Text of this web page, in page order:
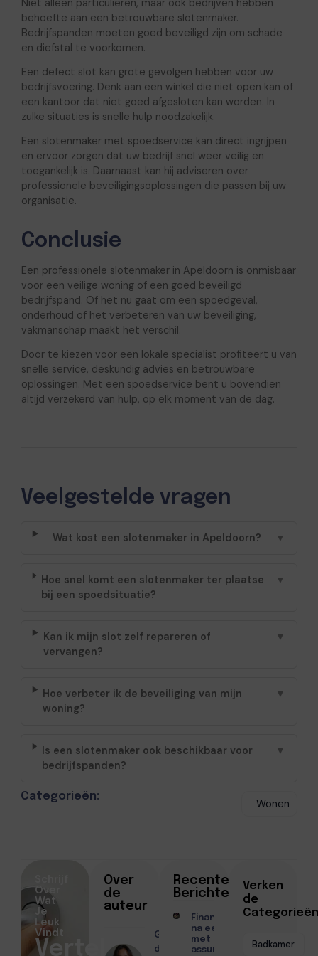
Niet alleen particulieren, maar ook bedrijven hebben
behoefte aan een betrouwbare slotenmaker.
Bedrijfspanden moeten goed beveiligd zijn om schade
en diefstal te voorkomen.
Een defect slot kan grote gevolgen hebben voor uw
bedrijfsvoering. Denk aan een winkel die niet open kan of
een kantoor dat niet goed afgesloten kan worden. In
zulke situaties is snelle hulp noodzakelijk.
Een slotenmaker met spoedservice kan direct ingrijpen
en ervoor zorgen dat uw bedrijf snel weer veilig en
toegankelijk is. Daarnaast kan hij adviseren over
professionele beveiligingsoplossingen die passen bij uw
organisatie.
Conclusie
Een professionele slotenmaker in Apeldoorn is onmisbaar
voor een veilige woning of een goed beveiligd
bedrijfspand. Of het nu gaat om een spoedgeval,
onderhoud of het verbeteren van uw beveiliging,
vakmanschap maakt het verschil.
Door te kiezen voor een lokale specialist profiteert u van
snelle service, deskundig advies en betrouwbare
oplossingen. Met een spoedservice bent u bovendien
altijd verzekerd van hulp, op elk moment van de dag.
Veelgestelde vragen
Wat kost een slotenmaker in Apeldoorn? ▼
Hoe snel komt een slotenmaker ter plaatse
bij een spoedsituatie?
▼
Kan ik mijn slot zelf repareren of
vervangen?
▼
Hoe verbeter ik de beveiliging van mijn
woning?
▼
Is een slotenmaker ook beschikbaar voor
bedrijfspanden?
▼
Categorieën:
Wonen
Over
de
auteur
Geschreven
door
Recente
Berichten
Financiën regelen
na een scheiding
met een
assurantiekantoor
Verken
de
Categorieën
Badkamer
Over
Wat
Je
Leuk
Vindt
Vertel